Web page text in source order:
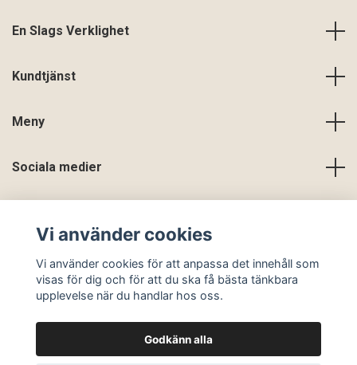
En Slags Verklighet
Kundtjänst
Meny
Sociala medier
Vi använder cookies
Vi använder cookies för att anpassa det innehåll som
visas för dig och för att du ska få bästa tänkbara
upplevelse när du handlar hos oss.
Godkänn alla